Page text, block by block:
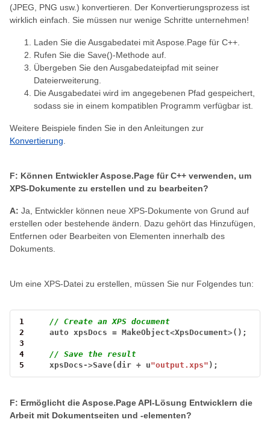
(JPEG, PNG usw.) konvertieren. Der Konvertierungsprozess ist
wirklich einfach. Sie müssen nur wenige Schritte unternehmen!
Laden Sie die Ausgabedatei mit Aspose.Page für C++.
Rufen Sie die Save()-Methode auf.
Übergeben Sie den Ausgabedateipfad mit seiner
Dateierweiterung.
Die Ausgabedatei wird im angegebenen Pfad gespeichert,
sodass sie in einem kompatiblen Programm verfügbar ist.
Weitere Beispiele finden Sie in den Anleitungen zur
Konvertierung.
F: Können Entwickler Aspose.Page für C++ verwenden, um
XPS-Dokumente zu erstellen und zu bearbeiten?
A: Ja, Entwickler können neue XPS-Dokumente von Grund auf
erstellen oder bestehende ändern. Dazu gehört das Hinzufügen,
Entfernen oder Bearbeiten von Elementen innerhalb des
Dokuments.
Um eine XPS-Datei zu erstellen, müssen Sie nur Folgendes tun:
1
// Create an XPS document
2
auto xpsDocs = MakeObject<XpsDocument>();
3
4
// Save the result
5
xpsDocs ->Save(dir + u"output.xps" );
F: Ermöglicht die Aspose.Page API-Lösung Entwicklern die
Arbeit mit Dokumentseiten und -elementen?